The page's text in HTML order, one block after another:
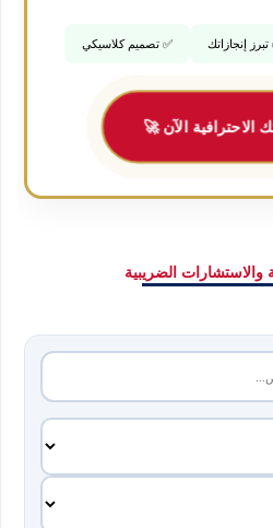
تبرز إنجازاتك ✅ تصميم كلاسيكي
الآن 🚀
والاستشارات الضريبية